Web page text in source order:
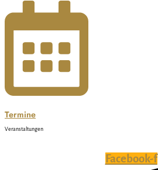
Termine
Veranstaltungen
Facebook-f